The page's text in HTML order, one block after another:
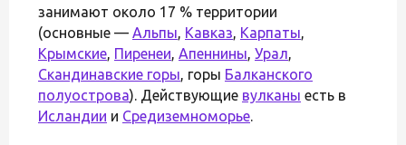
занимают около 17 % территории
(основные — Альпы, Кавказ, Карпаты,
Крымские, Пиренеи, Апеннины, Урал,
Скандинавские горы, горы Балканского
полуострова). Действующие вулканы есть в
Исландии и Средиземноморье.